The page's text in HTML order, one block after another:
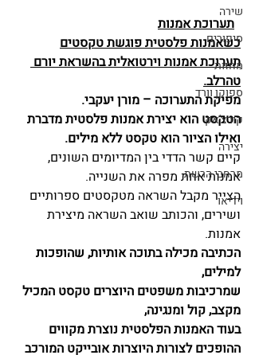
שירה
סיפורים
מחזות
ספוקן וורד
קורצ'אק
יצירה
מרחבי הרשת
וידיאו
תערוכת אמנות
כשאמנות פלסטית פוגשת טקסטים
תערוכת אמנות וירטואלית בהשראת יורם
טהרלב.
מפיקת התערוכה – מורן יעקבי.
הטקסט הוא יצירת אמנות פלסטית מדברת
ואילו הציור הוא טקסט ללא מילים.
קיים קשר הדדי בין המדיומים השונים,
אמנות אחת מפרה את השנייה.
הצייר מקבל השראה מטקסטים ספרותיים
ושירים, והכותב שואב השראה מיצירת
אמנות.
הכתיבה מכילה בתוכה אותיות, שהופכות
למילים,
שמרכיבות משפטים היוצרים טקסט המכיל
מקצב, קול ומנגינה,
בעוד האמנות הפלסטית נוצרת מקווים
ההופכים לצורות היוצרות אובייקט המורכב